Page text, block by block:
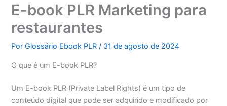
E-book PLR Marketing para
restaurantes
PorGlossário Ebook PLR/ 31 de agosto de 2024
O que é um E-book PLR?
Um E-book PLR (Private Label Rights) é um tipo de
conteúdo digital que pode ser adquirido e modificado por